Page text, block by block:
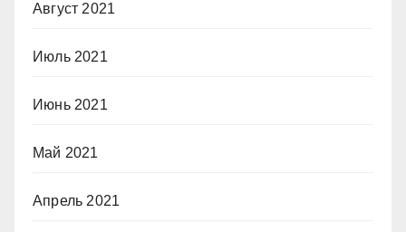
Август 2021
Июль 2021
Июнь 2021
Май 2021
Апрель 2021